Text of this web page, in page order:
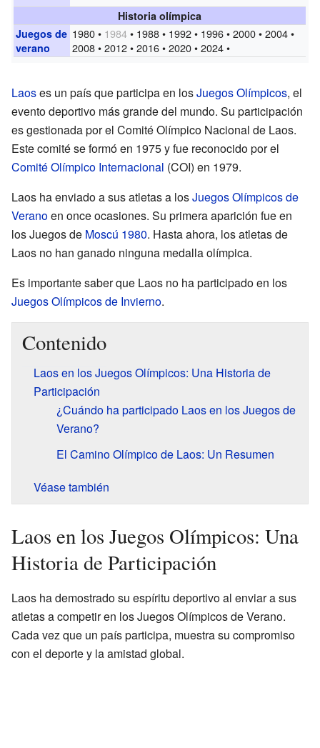
Historia olímpica
Juegos de
verano
1980 • 1984• 1988 • 1992 • 1996 • 2000 • 2004 •
2008 • 2012 • 2016 • 2020 • 2024 •
Laoses un país que participa en losJuegos Olímpicos, el
evento deportivo más grande del mundo. Su participación
es gestionada por el Comité Olímpico Nacional de Laos.
Este comité se formó en 1975 y fue reconocido por el
Comité Olímpico Internacional (COI) en 1979.
Laos ha enviado a sus atletas a losJuegos Olímpicos de
Veranoen once ocasiones. Su primera aparición fue en
los Juegos de Moscú 1980. Hasta ahora, los atletas de
Laos no han ganado ninguna medalla olímpica.
Es importante saber que Laos no ha participado en los
Juegos Olímpicos de Invierno.
Contenido
Laos en los Juegos Olímpicos: Una Historia de
Participación
¿Cuándo ha participado Laos en los Juegos de
Verano?
El Camino Olímpico de Laos: Un Resumen
Véase también
Laos en los Juegos Olímpicos: Una
Historia de Participación
Laos ha demostrado su espíritu deportivo al enviar a sus
atletas a competir en los Juegos Olímpicos de Verano.
Cada vez que un país participa, muestra su compromiso
con el deporte y la amistad global.